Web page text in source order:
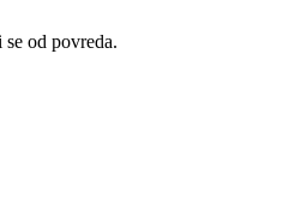
od povreda.